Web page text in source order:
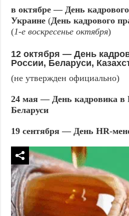
в октябре — День
Украине (День кадрового
(1-е воскресенье октября)
12 октября — День
России, Беларуси,
(не утвержден официально)
24 мая — День кадровика в
Беларуси
19 сентября — День HR-